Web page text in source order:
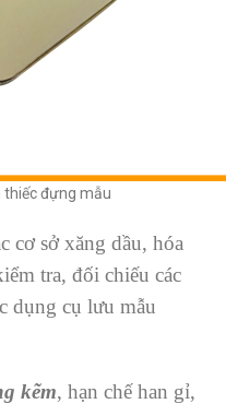
thiếc đựng mẫu
cơ sở xăng dầu, hóa
tra, đối chiếu các
dụng cụ lưu mẫu
kẽm, hạn chế han gỉ,